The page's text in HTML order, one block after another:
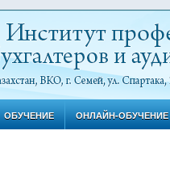
ОБУЧЕНИЕ ОНЛАЙН-ОБУЧЕНИЕ